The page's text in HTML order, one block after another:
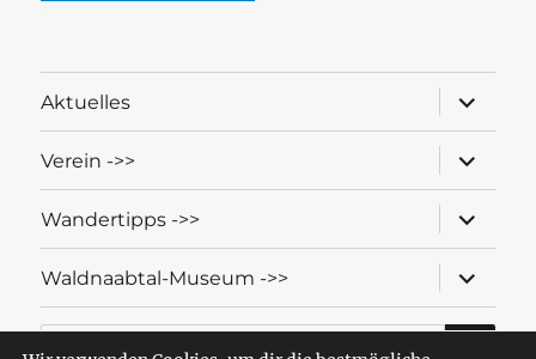
Aktuelles
öffnen
Verein ->>
öffnen
Wandertipps ->>
öffnen
Waldnaabtal-Museum ->>
öffnen
Suche